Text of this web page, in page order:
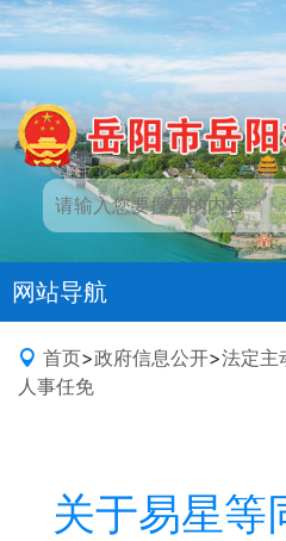
网站导航
首页>政府信息公开>法定主
人事任免
关于易星等